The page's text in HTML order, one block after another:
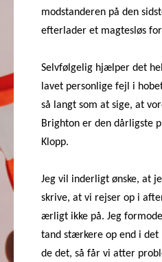
modstanderen på den
efterlader et magtesløs
Selvfølgelig hjælper det
lavet personlige fejl i
så langt som at sige, at
Brighton er den dårligste
Klopp.
Jeg vil inderligt ønske, at
skrive, at vi rejser op i
ærligt ikke på. Jeg
tand stærkere op end i det
de det, så får vi atter